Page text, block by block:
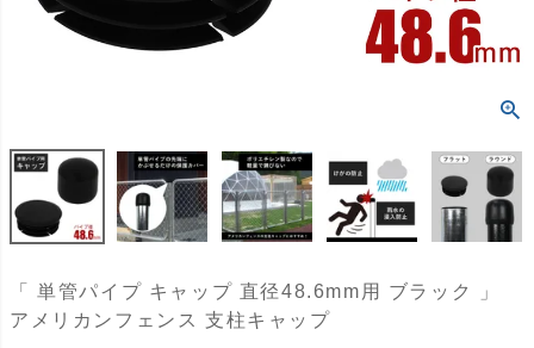
「 単管パイプ キャップ 直径48.6mm用 ブラック 」
アメリカンフェンス 支柱キャップ